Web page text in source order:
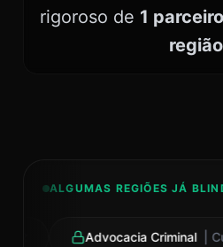
rigoroso de 1
ALGUMAS REGIÕES JÁ
Advocacia Criminal |